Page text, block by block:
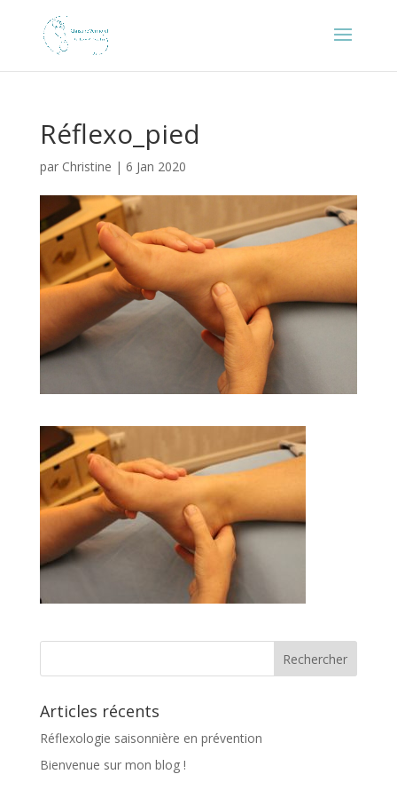
Réflexo_pied
par Christine | 6 Jan 2020
Articles récents
Réflexologie saisonnière en prévention
Bienvenue sur mon blog !